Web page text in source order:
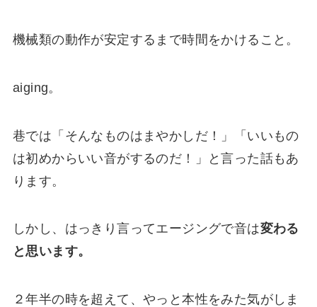
機械類の動作が安定するまで時間をかけること。
aiging。
巷では「そんなものはまやかしだ！」「いいもの
は初めからいい音がするのだ！」と言った話もあ
ります。
しかし、はっきり言ってエージングで音は変わる
と思います。
２年半の時を超えて、やっと本性をみた気がしま